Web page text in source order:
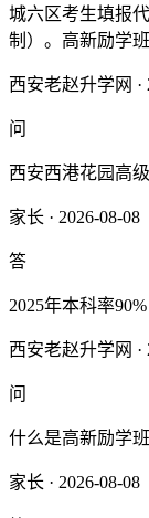
城六区考生填报
制）。高新励学
西安老赵升学网 ·
问
西安西港花园高
家长 · 2026-08-08
答
2025年本科率
西安老赵升学网 ·
问
什么是高新励学
家长 · 2026-08-08